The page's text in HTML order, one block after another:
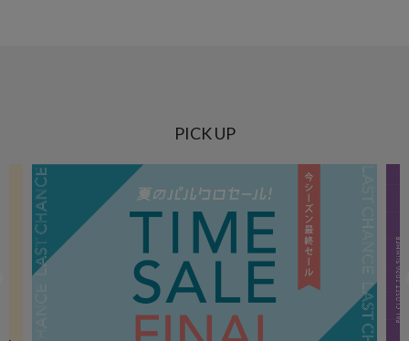
PICK UP